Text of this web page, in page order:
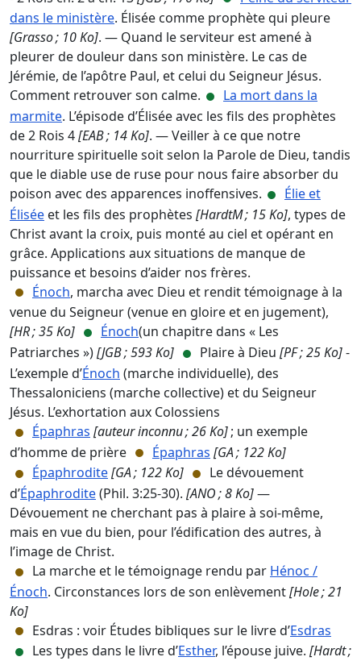
dans le ministère. Élisée comme prophète qui pleure
[Grasso ; 10 Ko]. — Quand le serviteur est amené à
pleurer de douleur dans son ministère. Le cas de
Jérémie, de l’apôtre Paul, et celui du Seigneur Jésus.
Comment retrouver son calme.
La mort dans la
marmite. L’épisode d’Élisée avec les fils des prophètes
de 2 Rois 4[EAB ; 14 Ko]. — Veiller à ce que notre
nourriture spirituelle soit selon la Parole de Dieu, tandis
que le diable use de ruse pour nous faire absorber du
poison avec des apparences inoffensives.
Élie et
Élisée et les fils des prophètes [HardtM ; 15 Ko], types de
Christ avant la croix, puis monté au ciel et opérant en
grâce. Applications aux situations de manque de
puissance et besoins d’aider nos frères.
Énoch, marcha avec Dieu et rendit témoignage à la
venue du Seigneur (venue en gloire et en jugement),
[HR ; 35 Ko]
Énoch(un chapitre dans « Les
Patriarches »)[JGB ; 593 Ko] Plaire à Dieu [PF ; 25 Ko]-
L’exemple d’Énoch (marche individuelle), des
Thessaloniciens (marche collective) et du Seigneur
Jésus. L’exhortation aux Colossiens
Épaphras [auteur inconnu ; 26 Ko]; un exemple
d’homme de prière
Épaphras [GA ; 122 Ko]
Épaphrodite[GA ; 122 Ko]
Le dévouement
d’Épaphrodite(Phil. 3:25-30). [ANO ; 8 Ko]—
Dévouement ne cherchant pas à plaire à soi-même,
mais en vue du bien, pour l’édification des autres, à
l’image de Christ.
La marche et le témoignage rendu par Hénoc /
Énoch. Circonstances lors de son enlèvement[Hole ; 21
Ko]
Esdras : voir Études bibliques sur le livre d’Esdras
Les types dans le livre d’Esther, l’épouse juive. [Hardt ;